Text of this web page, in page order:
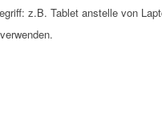
z.B. Tablet anstelle von